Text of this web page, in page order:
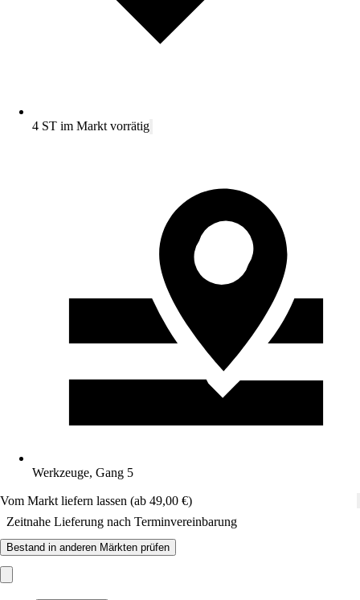
4 ST im Markt vorrätig
Werkzeuge, Gang 5
Vom Markt liefern lassen (ab 49,00 €)
Zeitnahe Lieferung nach Terminvereinbarung
Bestand in anderen Märkten prüfen